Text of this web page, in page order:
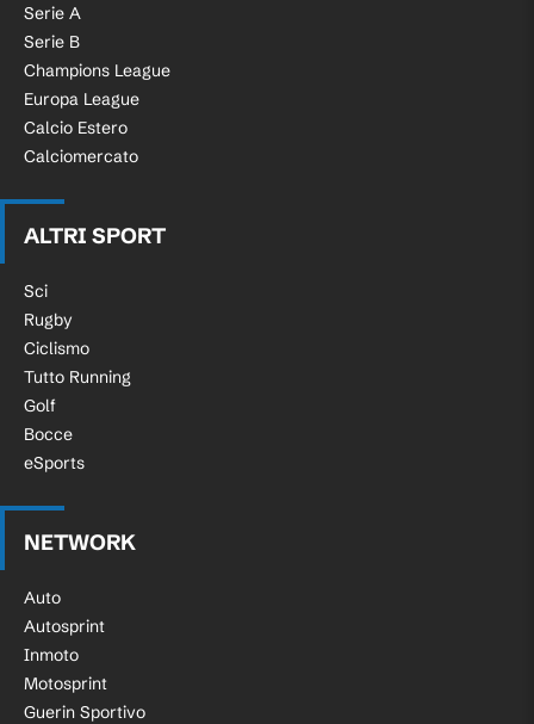
Serie A
Serie B
Champions League
Europa League
Calcio Estero
Calciomercato
ALTRI SPORT
Sci
Rugby
Ciclismo
Tutto Running
Golf
Bocce
eSports
NETWORK
Auto
Autosprint
Inmoto
Motosprint
Guerin Sportivo